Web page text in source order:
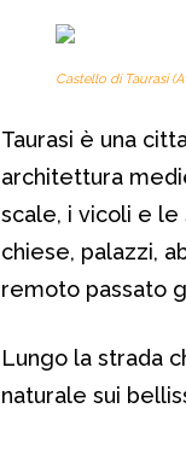
Castello di Taurasi
Taurasi è una
architettura
scale, i vicoli e
chiese, palazzi,
remoto passato
Lungo la strada
naturale sui